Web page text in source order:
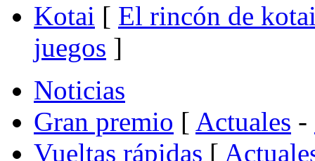
Kotai [ El rincón de
juegos ]
Noticias
Gran premio [ Actuales -
Vueltas rápidas [